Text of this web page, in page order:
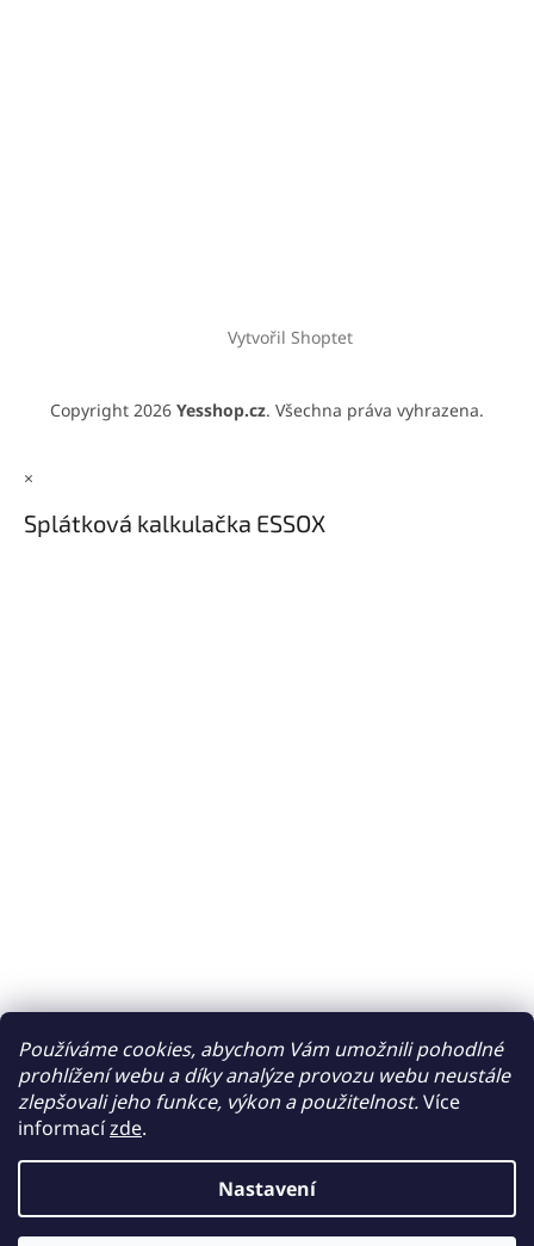
Používáme cookies, abychom Vám umožnili pohodlné
prohlížení webu a díky analýze provozu webu neustále
zlepšovali jeho funkce, výkon a použitelnost.Více
informacízde.
Nastavení
Vytvořil Shoptet
Copyright 2026 Yesshop.cz. Všechna práva vyhrazena.
×
Splátková kalkulačka ESSOX